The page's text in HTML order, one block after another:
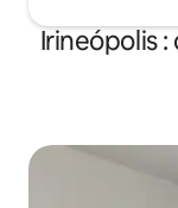
Irineópolis